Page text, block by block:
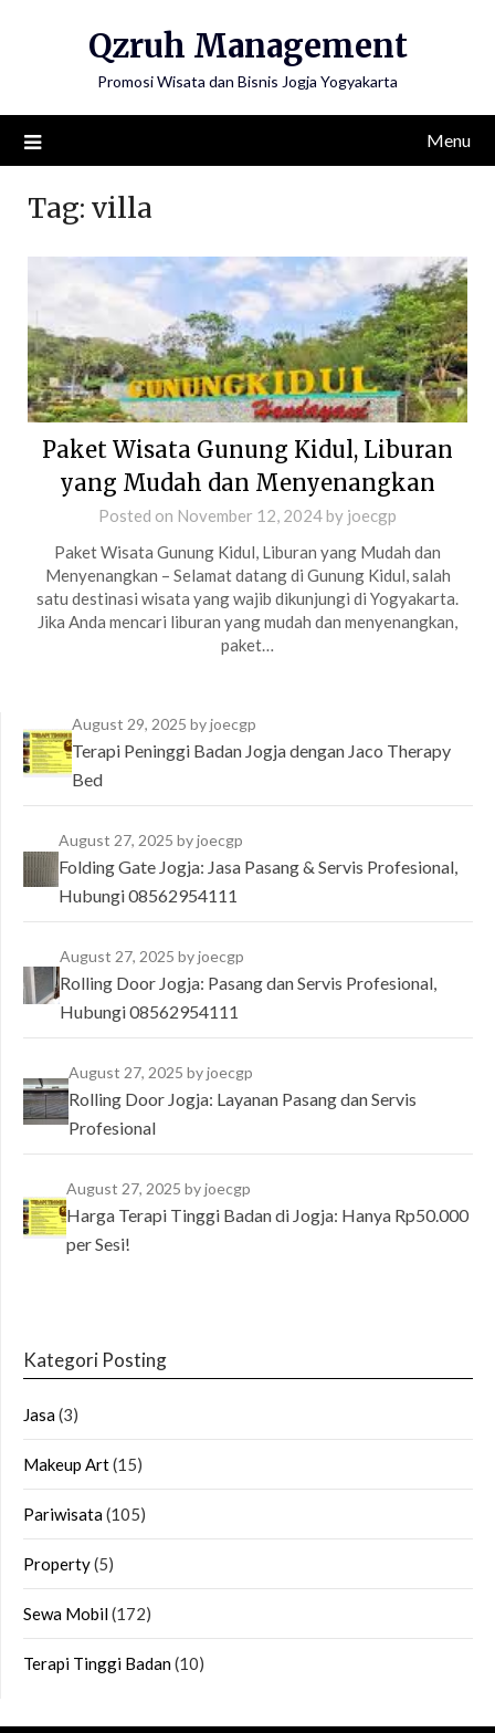
Qzruh Management
Promosi Wisata dan Bisnis Jogja Yogyakarta
Menu
Tag: villa
Paket Wisata Gunung Kidul, Liburan
yang Mudah dan Menyenangkan
Posted on November 12, 2024by joecgp
Paket Wisata Gunung Kidul, Liburan yang Mudah dan
Menyenangkan – Selamat datang di Gunung Kidul, salah
satu destinasi wisata yang wajib dikunjungi di Yogyakarta.
Jika Anda mencari liburan yang mudah dan menyenangkan,
paket…
August 29, 2025 by joecgp
Terapi Peninggi Badan Jogja dengan Jaco Therapy
Bed
August 27, 2025by joecgp
Folding Gate Jogja: Jasa Pasang & Servis Profesional,
Hubungi 08562954111
August 27, 2025by joecgp
Rolling Door Jogja: Pasang dan Servis Profesional,
Hubungi 08562954111
August 27, 2025by joecgp
Rolling Door Jogja: Layanan Pasang dan Servis
Profesional
August 27, 2025 by joecgp
Harga Terapi Tinggi Badan di Jogja: Hanya Rp50.000
per Sesi!
Kategori Posting
Jasa(3)
Makeup Art(15)
Pariwisata(105)
Property(5)
Sewa Mobil(172)
Terapi Tinggi Badan(10)